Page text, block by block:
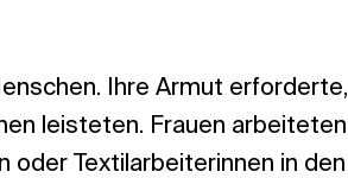
Ihre Armut erforderte,
leisteten. Frauen arbeiteten
oder Textilarbeiterinnen in den